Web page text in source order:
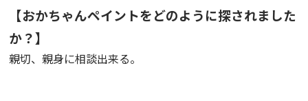
【おかちゃんペイントをどのように探されました
か？】
親切、親身に相談出来る。